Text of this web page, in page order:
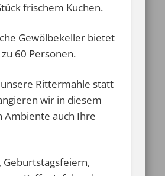
frischem Kuchen.
Gewölbekeller bietet
60 Personen.
Rittermahle statt
wir in diesem
Ambiente auch Ihre
Geburtstagsfeiern,